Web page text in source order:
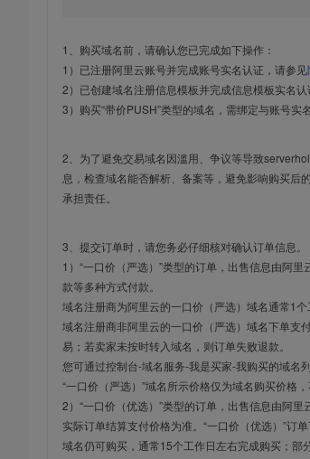
1、购买域名前，请确认您已完成如下操作：
1）已注册阿里云账号并完成账号实名认证，请参见
2）已创建域名注册信息模板并完成信息模板实名
3）购买“带价PUSH”类型的域名，需绑定与账号实
2、为了避免交易域名因滥用、争议等导致
息，检查域名能否解析、备案等，避免影响购买后
承担责任。
3、提交订单时，请您务必仔细核对确认订单信息。
1）“一口价（严选）”类型的订单，出售信息由阿
款等多种方式付款。
域名注册商为阿里云的一口价（严选）域名通常1
域名注册商非阿里云的一口价（严选）域名下单支
易；若卖家未按时转入域名，则订单失败退款。
您可通过控制台-域名服务-我是买家-我购买的域名
“一口价（严选）”域名所示价格仅为域名购买价格
2）“一口价（优选）”类型的订单，出售信息由阿
实际订单结算支付价格为准。“一口价（优选）”订
域名仍可购买，通常15个工作日左右完成购买；